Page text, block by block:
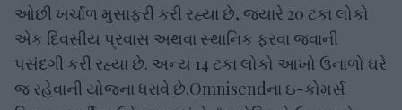
ઓછી ખર્ચાળ મુસાફરી કરી રહ્યા છે, જ્યારે 20 ટકા લોકો
એક દિવસીય પ્રવાસ અથવા સ્થાનિક ફરવા જવાની
પસંદગી કરી રહ્યા છે. અન્ય 14 ટકા લોકો આખો ઉનાળો ઘરે
જ રહેવાની યોજના ધરાવે છે.Omnisendના ઇ-કોમર્સ